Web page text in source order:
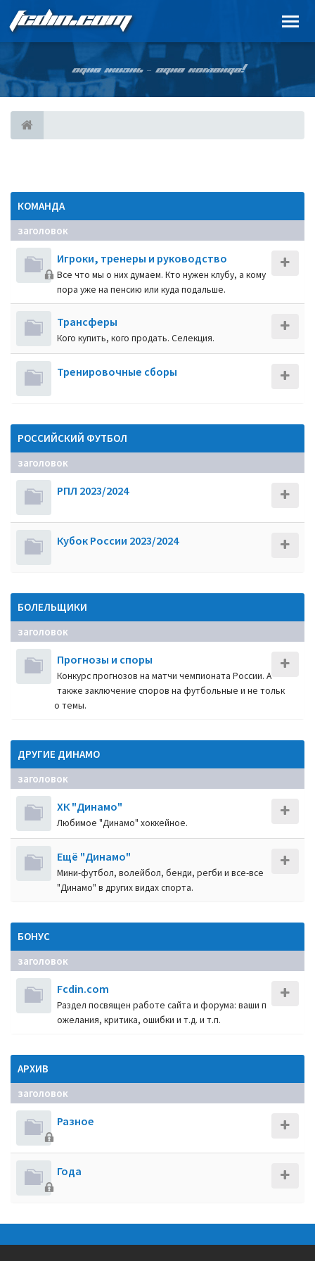
FCDIN.COM
ОДНА ЖИЗНЬ – ОДНА КОМАНДА!
КОМАНДА
заголовок
Игроки, тренеры и руководство
Все что мы о них думаем. Кто нужен клубу, а кому
пора уже на пенсию или куда подальше.
Трансферы
Кого купить, кого продать. Селекция.
Тренировочные сборы
РОССИЙСКИЙ ФУТБОЛ
заголовок
РПЛ 2023/2024
Кубок России 2023/2024
БОЛЕЛЬЩИКИ
заголовок
Прогнозы и споры
Конкурс прогнозов на матчи чемпионата России. А
также заключение споров на футбольные и не тольк
о темы.
ДРУГИЕ ДИНАМО
заголовок
ХК "Динамо"
Любимое "Динамо" хоккейное.
Ещё "Динамо"
Мини-футбол, волейбол, бенди, регби и все-все
"Динамо" в других видах спорта.
БОНУС
заголовок
Fcdin.com
Раздел посвящен работе сайта и форума: ваши п
ожелания, критика, ошибки и т.д. и т.п.
АРХИВ
заголовок
Разное
Года